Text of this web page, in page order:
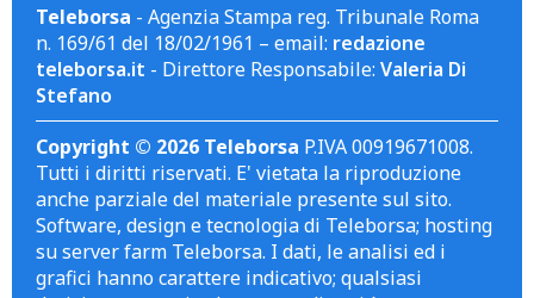
Teleborsa - Agenzia Stampa reg. Tribunale Roma
n. 169/61 del 18/02/1961 – email: redazione
teleborsa.it - Direttore Responsabile: Valeria Di
Stefano
Copyright © 2026 Teleborsa P.IVA 00919671008.
Tutti i diritti riservati. E' vietata la riproduzione
anche parziale del materiale presente sul sito.
Software, design e tecnologia di Teleborsa; hosting
su server farm Teleborsa. I dati, le analisi ed i
grafici hanno carattere indicativo; qualsiasi